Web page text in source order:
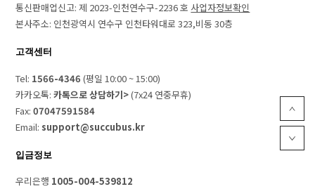
통신판매업신고: 제 2023-인천연수구-2236 호 사업자정보확인
본사주소: 인천광역시 연수구 인천타워대로 323,비동 30층
고객센터
Tel: 1566-4346 (평일 10:00 ~ 15:00)
카카오톡:카톡으로 상담하기>(7x24 연중무휴)
Fax:07047591584
Email:support@succubus.kr
입금정보
우리은행 1005-004-539812